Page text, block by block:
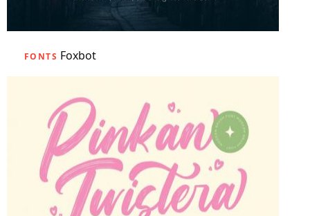
FONTS Foxbot